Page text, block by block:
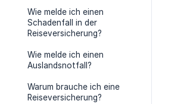
Wie melde ich einen
Schadenfall in der
Reiseversicherung?
Wie melde ich einen
Auslandsnotfall?
Warum brauche ich eine
Reiseversicherung?